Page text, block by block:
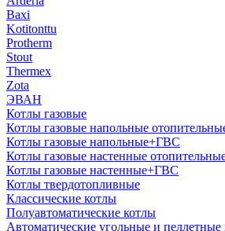
Baxi
Kotitonttu
Protherm
Stout
Thermex
Zota
ЭВАН
Котлы газовые
Котлы газовые напольные
Котлы газовые напольные+ГВС
Котлы газовые настенные
Котлы газовые настенные+ГВС
Котлы твердотопливные
Классические котлы
Полуавтоматические котлы
Автоматические угольные и пеллетные